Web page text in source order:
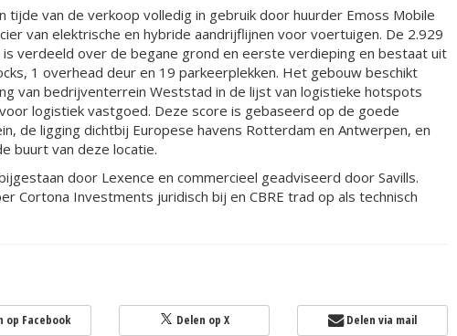
tijde van de verkoop volledig in gebruik door huurder Emoss Mobile
van elektrische en hybride aandrijflijnen voor voertuigen. De 2.929
verdeeld over de begane grond en eerste verdieping en bestaat uit
1 overhead deur en 19 parkeerplekken. Het gebouw beschikt
van bedrijventerrein Weststad in de lijst van logistieke hotspots
logistiek vastgoed. Deze score is gebaseerd op de goede
de ligging dichtbij Europese havens Rotterdam en Antwerpen, en
buurt van deze locatie.
door Lexence en commercieel geadviseerd door Savills.
Cortona Investments juridisch bij en CBRE trad op als technisch
op Facebook Delen op X Delen via mail